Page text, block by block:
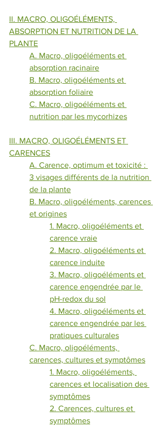
II. MACRO, OLIGOÉLÉMENTS,
ABSORPTION ET NUTRITION DE LA
PLANTE
A. Macro, oligoéléments et
absorption racinaire
B. Macro, oligoéléments et
absorption foliaire
C. Macro, oligoéléments et
nutrition par les mycorhizes
III. MACRO, OLIGOÉLÉMENTS ET
CARENCES
A. Carence, optimum et toxicité :
3 visages différents de la nutrition
de la plante
B. Macro, oligoéléments, carences
et origines
1. Macro, oligoéléments et
carence vraie
2. Macro, oligoéléments et
carence induite
3. Macro, oligoéléments et
carence engendrée par le
pH-redox du sol
4. Macro, oligoéléments et
carence engendrée par les
pratiques culturales
C. Macro, oligoéléments,
carences, cultures et symptômes
1. Macro, oligoéléments,
carences et localisation des
symptômes
2. Carences, cultures et
symptômes